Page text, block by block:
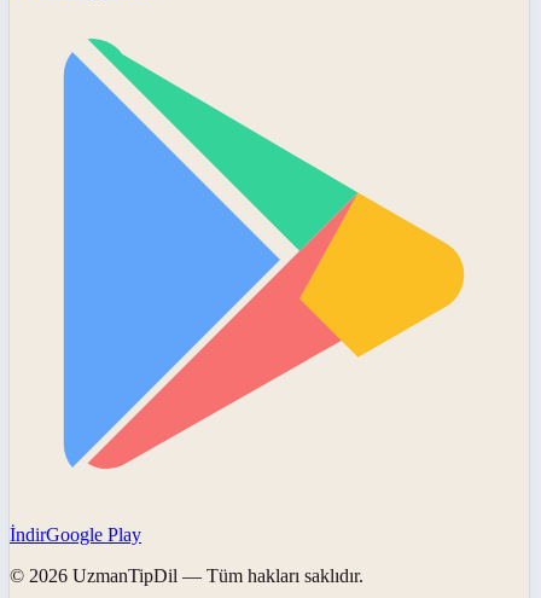
İndirGoogle Play
© 2026 UzmanTipDil — Tüm hakları saklıdır.